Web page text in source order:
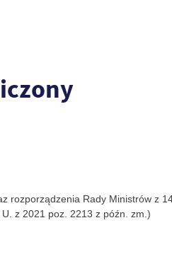
rozporządzenia Rady Ministrów z
z 2021 poz. 2213 z późn. zm.)